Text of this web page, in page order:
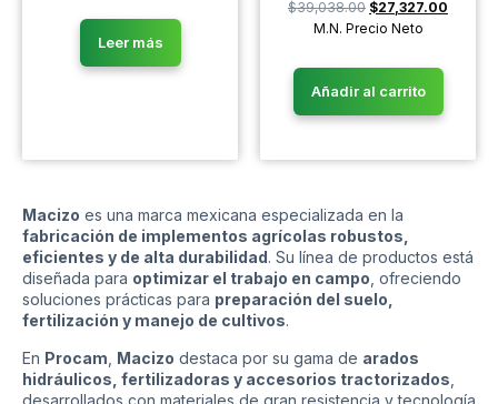
Leer más
$39,038.00 $27,327.00
M.N. Precio Neto
Añadir al carrito
Macizo es una marca mexicana especializada en la
fabricación de implementos agrícolas robustos,
eficientes y de alta durabilidad. Su línea de productos está
diseñada para optimizar el trabajo en campo , ofreciendo
soluciones prácticas para preparación del suelo,
fertilización y manejo de cultivos.
En Procam Macizo destaca por su gama de arados
hidráulicos, fertilizadoras y accesorios tractorizados
desarrollados con materiales de gran resistencia y tecnología